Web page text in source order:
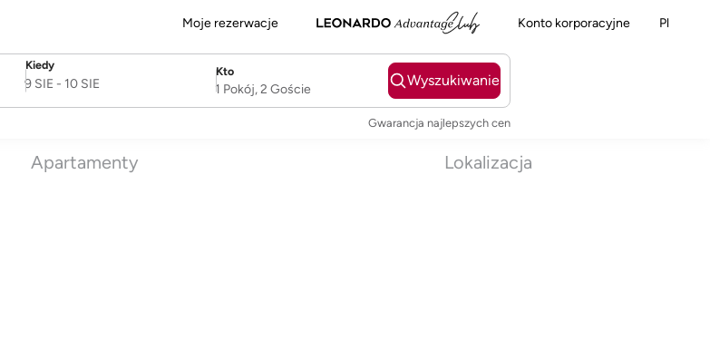
Moje rezerwacje Konto korporacyjne Pl
Kiedy
SelectDate
9 SIE - 10 SIE
Kto
Username
1 Pokój, 2 Goście
Wyszukiwanie
Gwarancja najlepszych cen
Apartamenty Lokalizacja